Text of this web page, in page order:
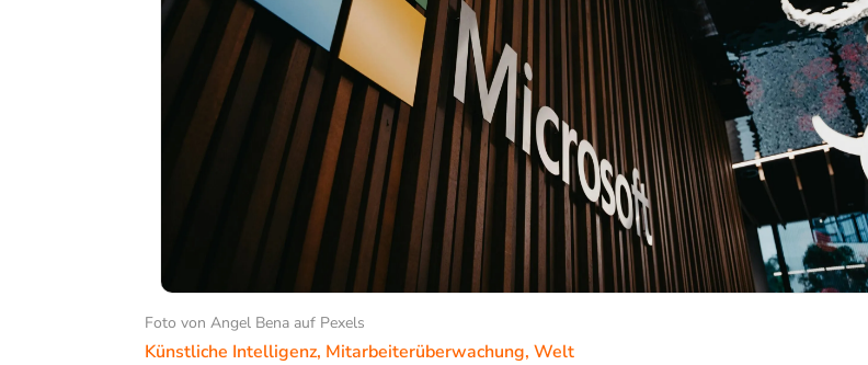
Foto von Angel Bena auf Pexels
Künstliche Intelligenz, Mitarbeiterüberwachung, Welt